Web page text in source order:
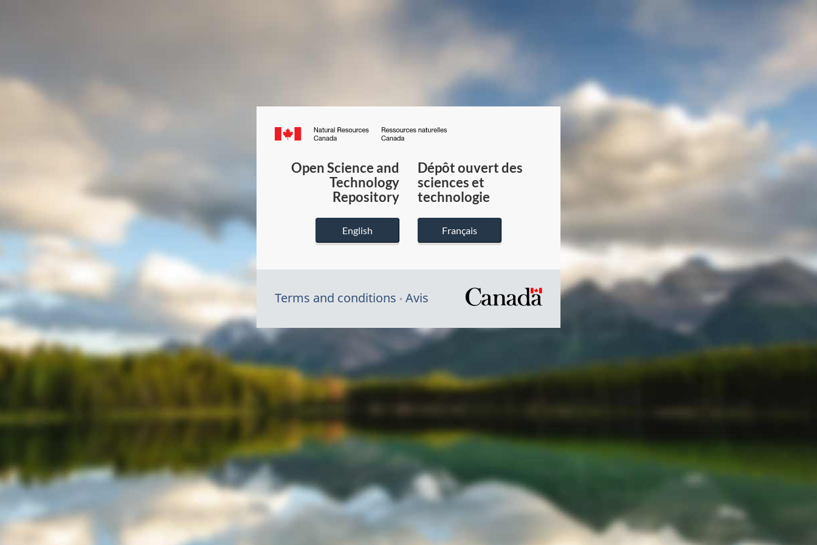
Canada.ca
du
Canada
Open Science and
Technology
Repository
English
Dépôt ouvert des
sciences et
technologie
Français
Terms and conditions Avis
/
gouvernement
du